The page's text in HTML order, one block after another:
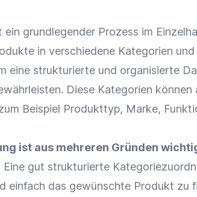
grundlegender Prozess im
in verschiedene Kategorien
eine strukturierte und organisierte
Diese Kategorien können
Beispiel Produkttyp, Marke,
ist aus mehreren Gründen
Eine gut strukturierte
einfach das gewünschte Produkt zu